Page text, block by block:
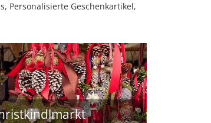
Personalisierte Geschenkartikel,